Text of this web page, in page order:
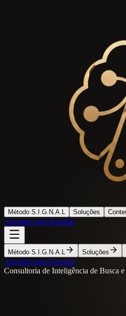
Método S.I.G.N.A.L Soluções
Agendar uma Reunião
Método S.I.G.N.A.L Soluções
Agendar uma Reunião
Consultoria de Inteligência de Busca